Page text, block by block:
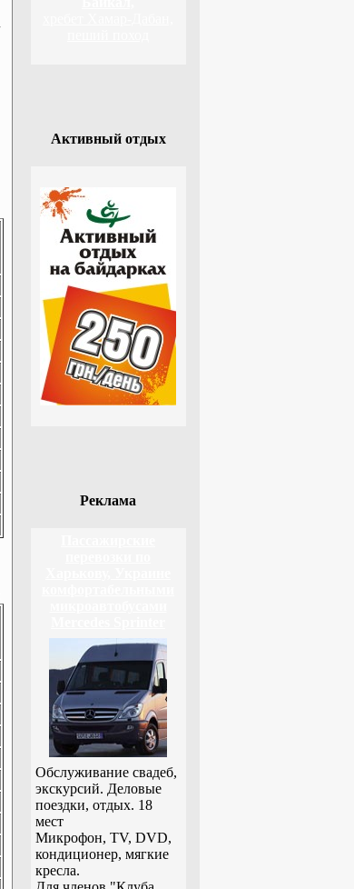
Активный отдых
Реклама
Обслуживание свадеб,
экскурсий. Деловые
поездки, отдых. 18
мест
Микрофон, TV, DVD,
кондиционер, мягкие
кресла.